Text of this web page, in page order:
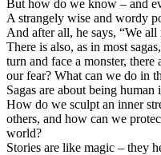
But how do we know – and
A strangely wise and wordy
And after all, he says, “We
There is also, as in most
turn and face a monster,
our fear? What can we do in
Sagas are about being
How do we sculpt an inner
others, and how can we
world?
Stories are like magic – they